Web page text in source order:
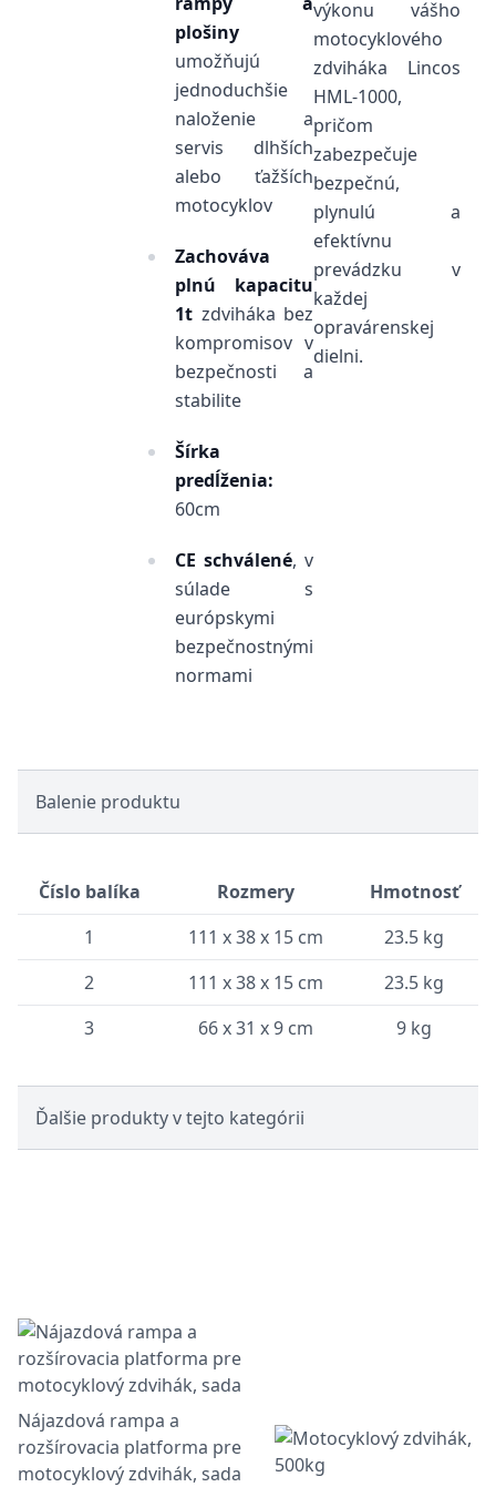
plošiny
umožňujú
jednoduchšie
naloženie a
servis dlhších
alebo ťažších
motocyklov
Zachováva
plnú kapacitu
1t zdviháka bez
kompromisov v
bezpečnosti a
stabilite
Šírka
predĺženia:
60cm
CE schválené, v
súlade s
európskymi
bezpečnostnými
normami
výkonu vášho
motocyklového
zdviháka Lincos
HML-1000,
pričom
zabezpečuje
bezpečnú,
plynulú a
efektívnu
prevádzku v
každej
opravárenskej
dielni.
Balenie produktu
Číslo balíka Rozmery
Hmotnosť
1
111 x 38 x 15 cm
23.5 kg
2
111 x 38 x 15 cm
23.5 kg
3
66 x 31 x 9 cm 9 kg
Ďalšie produkty v tejto kategórii
Nájazdová rampа a
rozšírovacia platforma pre
motocyklový zdvihák, sada